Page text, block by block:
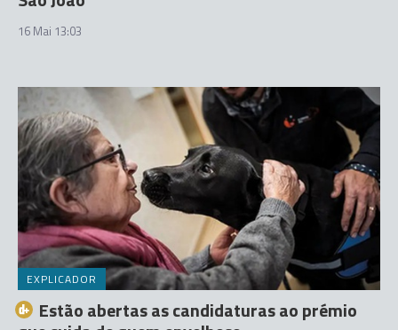
16 Mai 13:03
EXPLICADOR
Estão abertas as candidaturas ao prémio